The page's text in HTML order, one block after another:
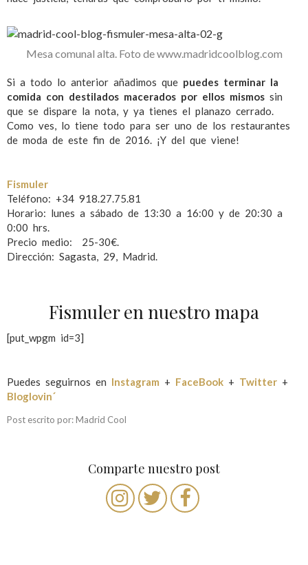
Mesa comunal alta. Foto de www.madridcoolblog.com
Si a todo lo anterior añadimos que puedes terminar la
comida con destilados macerados por ellos mismos sin
que se dispare la nota, y ya tienes el planazo cerrado.
Como ves, lo tiene todo para ser uno de los restaurantes
de moda de este fin de 2016. ¡Y del que viene!
Fismuler
Teléfono: +34 918.27.75.81
Horario: lunes a sábado de 13:30 a 16:00 y de 20:30 a
0:00 hrs.
Precio medio: 25-30€.
Dirección: Sagasta, 29, Madrid.
Fismuler en nuestro mapa
[put_wpgm id=3]
Puedes seguirnos en Instagram + FaceBook + Twitter +
Bloglovin´
Post escrito por: Madrid Cool
Comparte nuestro post